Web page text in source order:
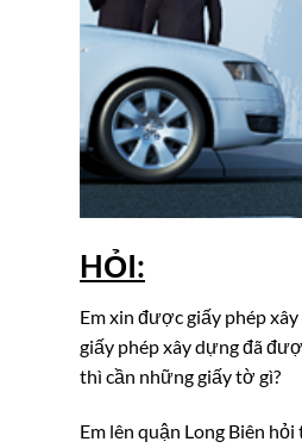
HỎI:
Em xin được giấy phép
giấy phép xây dựng đã
thì cần những giấy tờ gì?
Em lên quận Long Biên